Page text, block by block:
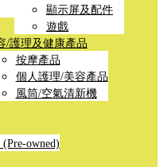
顯示屏及配件
遊戲
/護理及健康產品
按摩產品
個人護理/美容產品
風筒/空氣清新機
(Pre-owned)